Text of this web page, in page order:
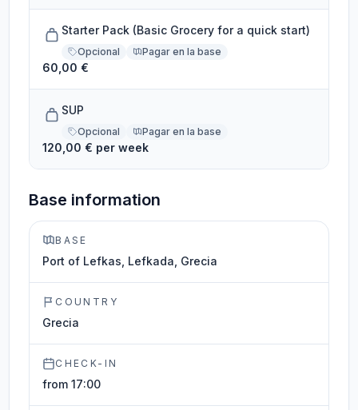
Starter Pack (Basic Grocery for a quick start)
Opcional Pagar en la base
60,00 €
SUP
Opcional Pagar en la base
120,00 € per week
Base information
BASE
Port of Lefkas, Lefkada, Grecia
COUNTRY
Grecia
CHECK-IN
from 17:00